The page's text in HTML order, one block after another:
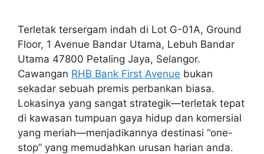
Terletak tersergam indah di Lot G-01A, Ground
Floor, 1 Avenue Bandar Utama, Lebuh Bandar
Utama 47800 Petaling Jaya, Selangor.
Cawangan RHB Bank First Avenue bukan
sekadar sebuah premis perbankan biasa.
Lokasinya yang sangat strategik—terletak tepat
di kawasan tumpuan gaya hidup dan komersial
yang meriah—menjadikannya destinasi “one-
stop” yang memudahkan urusan harian anda.